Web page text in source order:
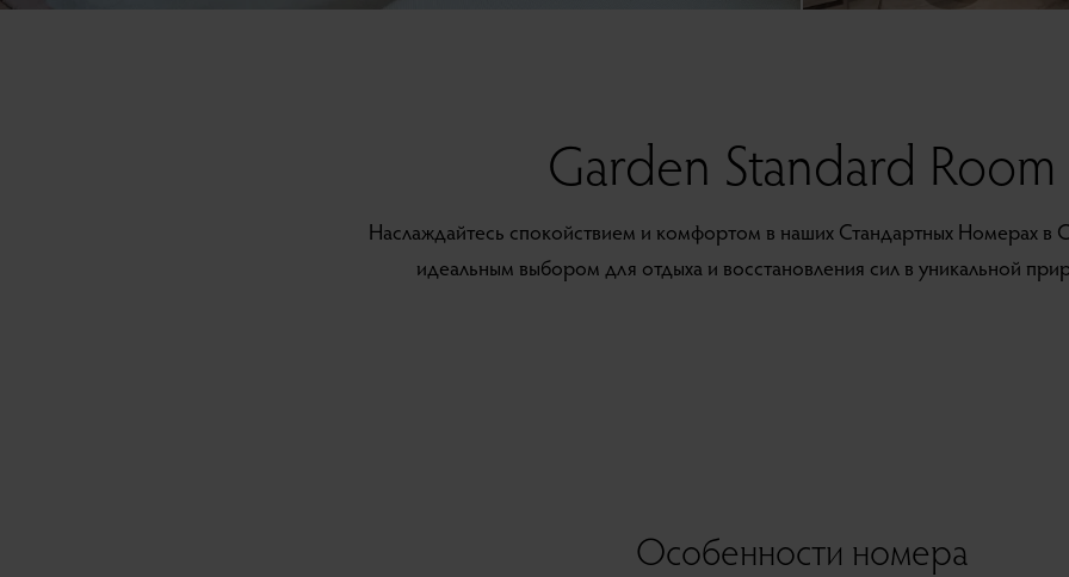
Garden Standard Room
Наслаждайтесь спокойствием и комфортом в наших Стандартных Номерах в
идеальным выбором для отдыха и восстановления сил в уникальной
Особенности номера